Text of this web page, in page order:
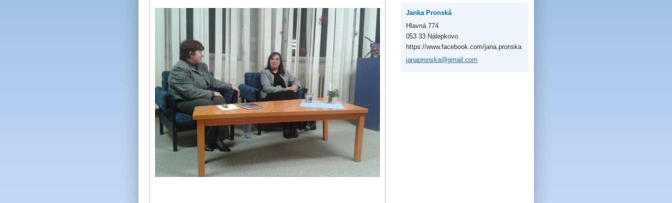
Janka Pronská
Hlavná 774
053 33 Nálepkovo
https://www.facebook.com/jana.pronska
janapronska@gmai l.com